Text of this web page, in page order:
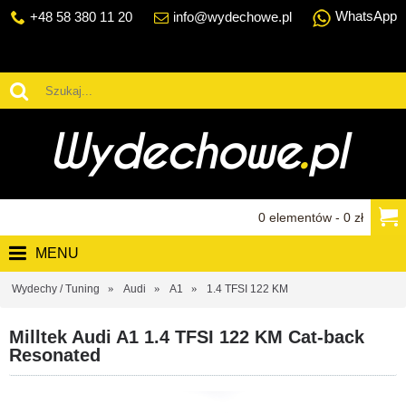
+48 58 380 11 20 info@wydechowe.pl WhatsApp
0 elementów - 0 zł
MENU
Wydechy / Tuning Audi A1 1.4 TFSI 122 KM
Milltek Audi A1 1.4 TFSI 122 KM Cat-back
Resonated